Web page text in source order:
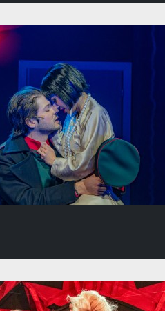
Csehov
Martos Ferenc - Bródy Miksa